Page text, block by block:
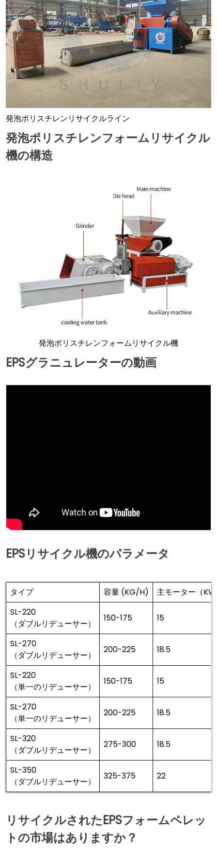
発泡ポリスチレンリサイクルライン
発泡ポリスチレンフォームリサイクル
機の構造
発泡ポリスチレンフォームリサイクル機
EPSグラニュレーターの動画
EPSリサイクル機のパラメータ
タイプ 容量 (KG/H)
主モーター（
SL-220
（ダブルリデューサー）
150-175 15
SL-270
（ダブルリデューサー）
200-225 18.5
SL-220
（単一のリデューサー）
150-175 15
SL-270
（単一のリデューサー）
200-225 18.5
SL-320
（ダブルリデューサー）
275-300 18.5
SL-350
（ダブルリデューサー）
325-375 22
リサイクルされたEPSフォームペレッ
トの市場はありますか？